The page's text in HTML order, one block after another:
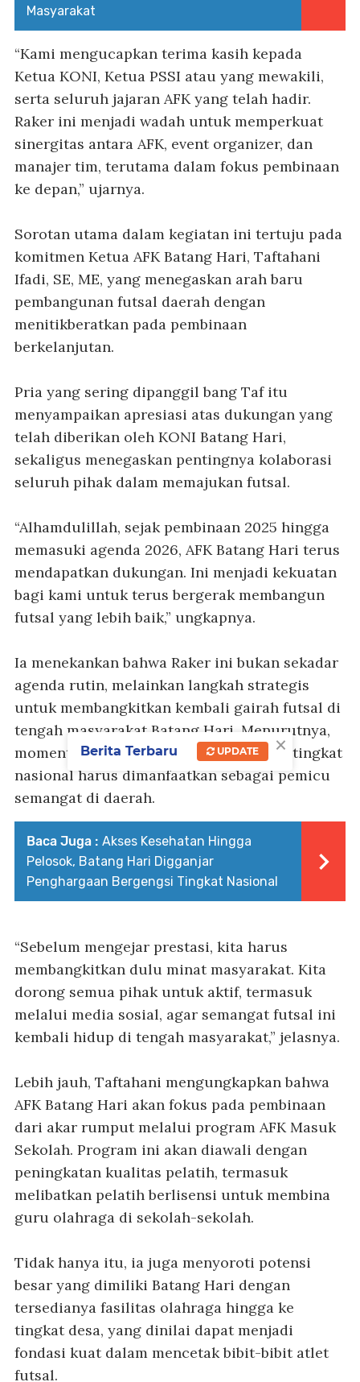
Masyarakat
“Kami mengucapkan terima kasih kepada
Ketua KONI, Ketua PSSI atau yang mewakili,
serta seluruh jajaran AFK yang telah hadir.
Raker ini menjadi wadah untuk memperkuat
sinergitas antara AFK, event organizer, dan
manajer tim, terutama dalam fokus pembinaan
ke depan,” ujarnya.
Sorotan utama dalam kegiatan ini tertuju pada
komitmen Ketua AFK Batang Hari, Taftahani
Ifadi, SE, ME, yang menegaskan arah baru
pembangunan futsal daerah dengan
menitikberatkan pada pembinaan
berkelanjutan.
Pria yang sering dipanggil bang Taf itu
menyampaikan apresiasi atas dukungan yang
telah diberikan oleh KONI Batang Hari,
sekaligus menegaskan pentingnya kolaborasi
seluruh pihak dalam memajukan futsal.
“Alhamdulillah, sejak pembinaan 2025 hingga
memasuki agenda 2026, AFK Batang Hari terus
mendapatkan dukungan. Ini menjadi kekuatan
bagi kami untuk terus bergerak membangun
futsal yang lebih baik,” ungkapnya.
Ia menekankan bahwa Raker ini bukan sekadar
agenda rutin, melainkan langkah strategis
untuk membangkitkan kembali gairah futsal di
tengah masyarakat Batang Hari. Menurutnya,
momentum prestasi futsal Indonesia di tingkat
nasional harus dimanfaatkan sebagai pemicu
semangat di daerah.
Baca Juga : Akses Kesehatan Hingga
Pelosok, Batang Hari Digganjar
Penghargaan Bergengsi Tingkat Nasional
“Sebelum mengejar prestasi, kita harus
membangkitkan dulu minat masyarakat. Kita
dorong semua pihak untuk aktif, termasuk
melalui media sosial, agar semangat futsal ini
kembali hidup di tengah masyarakat,” jelasnya.
Lebih jauh, Taftahani mengungkapkan bahwa
AFK Batang Hari akan fokus pada pembinaan
dari akar rumput melalui program AFK Masuk
Sekolah. Program ini akan diawali dengan
peningkatan kualitas pelatih, termasuk
melibatkan pelatih berlisensi untuk membina
guru olahraga di sekolah-sekolah.
Tidak hanya itu, ia juga menyoroti potensi
besar yang dimiliki Batang Hari dengan
tersedianya fasilitas olahraga hingga ke
tingkat desa, yang dinilai dapat menjadi
fondasi kuat dalam mencetak bibit-bibit atlet
futsal.
×
Berita Terbaru UPDATE